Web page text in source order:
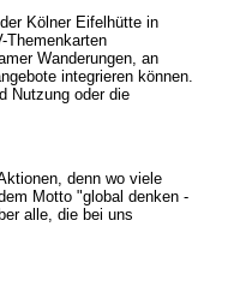
Kölner Eifelhütte in
Themenkarten
Wanderungen, an
integrieren können.
Nutzung oder die
denn wo viele
Motto "global denken -
alle, die bei uns